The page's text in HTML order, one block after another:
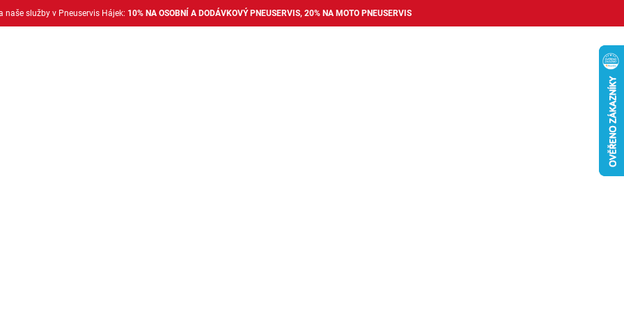
naše služby v Pneuservis Hájek: 10% NA OSOBNÍ A DODÁVKOVÝ PNEUSERVIS, 20% NA MOTO PNEUSERVIS
Nákupní